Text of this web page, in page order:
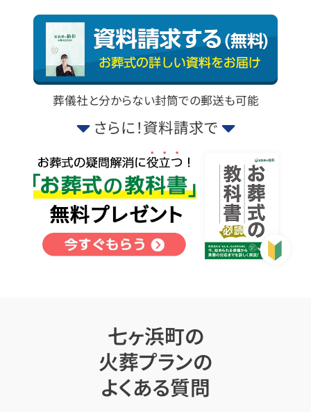
葬儀社と分からない封筒での郵送も可能
さらに！資料請求で
七ヶ浜町の
火葬プランの
よくある質問